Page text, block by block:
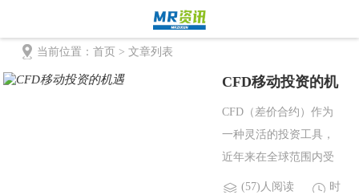
首页 外汇 能源 股票 商
当前位置：首页 > 文章列表
CFD移动投资的机
CFD（差价合约）作为
一种灵活的投资工具，
近年来在全球范围内受
到越来越多投资者的关
(57)人阅读
时